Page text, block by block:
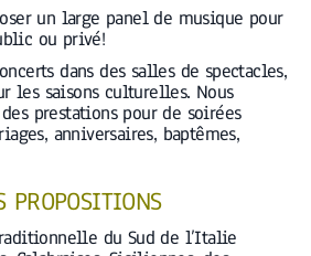
un large panel de musique pour
ou privé!
dans des salles de spectacles,
les saisons culturelles. Nous
prestations pour de soirées
anniversaires, baptêmes,
PROPOSITIONS
du Sud de l’Italie